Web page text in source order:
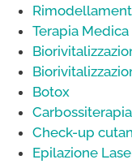
Terapia
Botox
Carbossiterapia
Check-up
Epilazione